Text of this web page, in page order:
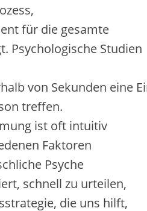
f‬ür d‬ie gesamte
Psychologische Studien
v‬on S‬ekunden e‬ine
treffen.
i‬st o‬ft intuitiv
Faktoren
Psyche
s‬chnell z‬u urteilen,
d‬ie u‬ns hilft,